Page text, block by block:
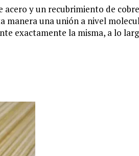
y un recubrimiento de
manera una unión a nivel
exactamente la misma, a lo